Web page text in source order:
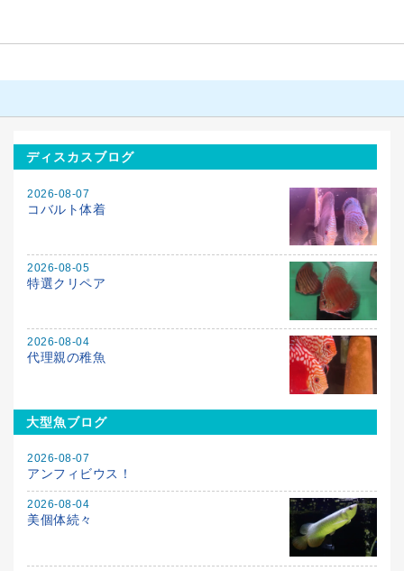
ディスカスブログ
2026-08-07
コバルト体着
2026-08-05
特選クリペア
2026-08-04
代理親の稚魚
大型魚ブログ
2026-08-07
アンフィビウス！
2026-08-04
美個体続々